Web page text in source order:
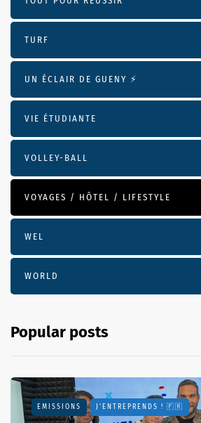
TURF
UN ÉCLAIR DE GUENY ⚡️
VIE ÉTUDIANTE
VOLLEY-BALL
VOYAGES / HÔTEL / LIFESTYLE
WEL
WORLD
Popular posts
EMISSIONS J'ENTREPRENDS ! 🇫🇷